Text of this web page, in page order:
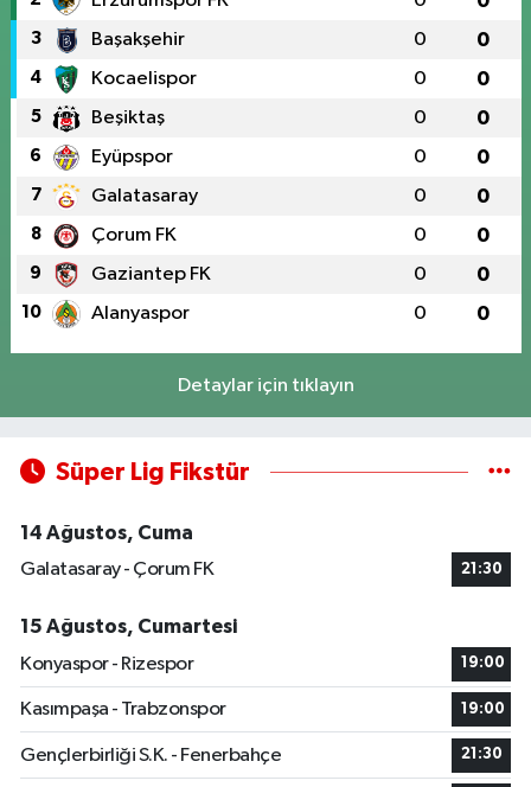
3 Başakşehir 0 0
4 Kocaelispor 0 0
5 Beşiktaş 0 0
6 Eyüpspor 0 0
7 Galatasaray 0 0
8 Çorum FK 0 0
9 Gaziantep FK 0 0
10 Alanyaspor 0 0
Detaylar için tıklayın
Süper Lig Fikstür
14 Ağustos, Cuma
Galatasaray - Çorum FK
21:30
15 Ağustos, Cumartesi
Konyaspor - Rizespor
19:00
Kasımpaşa - Trabzonspor 19:00
Gençlerbirliği S.K. - Fenerbahçe 21:30